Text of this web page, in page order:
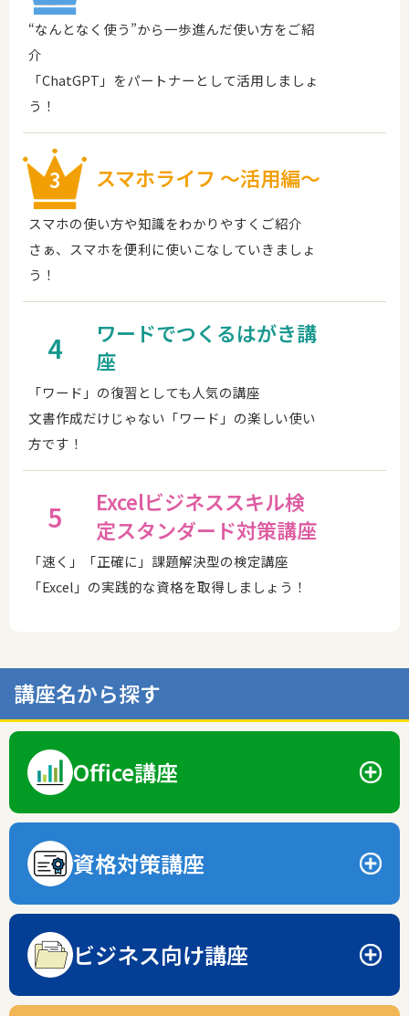
“なんとなく使う”から一歩進んだ使い方をご紹
介
「ChatGPT」をパートナーとして活用しましょ
う！
3 スマホライフ ～活用編～
スマホの使い方や知識をわかりやすくご紹介
さぁ、スマホを便利に使いこなしていきましょ
う！
4
ワードでつくるはがき講
座
「ワード」の復習としても人気の講座
文書作成だけじゃない「ワード」の楽しい使い
方です！
5
Excelビジネススキル検
定スタンダード対策講座
「速く」「正確に」課題解決型の検定講座
「Excel」の実践的な資格を取得しましょう！
講座名から探す
Office講座
ワード、エクセル、パワーポイントなど、レベルや用途によ
ワード講座
パワーポイント講座
資格対策講座
納得の合格率99%！就職や転職で有利になる資格取得をサポ
サーティファイ資格対策講座
ビジネス向け講座
ビジネスシーンで必要とされるスキルを効率よく学べます。